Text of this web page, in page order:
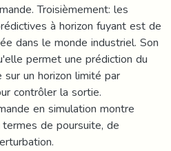
Troisièmement: les
à horizon fuyant est de
dans le monde industriel. Son
permet une prédiction du
un horizon limité par
contrôler la sortie.
en simulation montre
de poursuite, de